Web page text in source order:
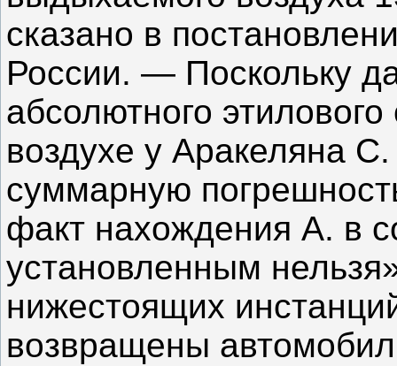
сказано в
России. — Поскольку
абсолютного
воздухе у Аракеляна
суммарную
факт нахождения А. в
установленным
нижестоящих
возвращены